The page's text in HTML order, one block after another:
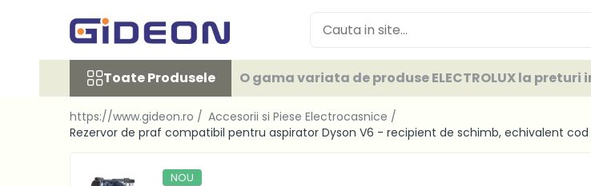
Electrocasnice
Electrocasnice mici
Roboti de bucatarie
Toate Produsele O gama variata de produse ELECTROLUX la
https://www.gideon.ro / Accesorii si Piese Electrocasnice /
Rezervor de praf compatibil pentru aspirator Dyson V6 - recipient de schimb, echivalent cod
NOU